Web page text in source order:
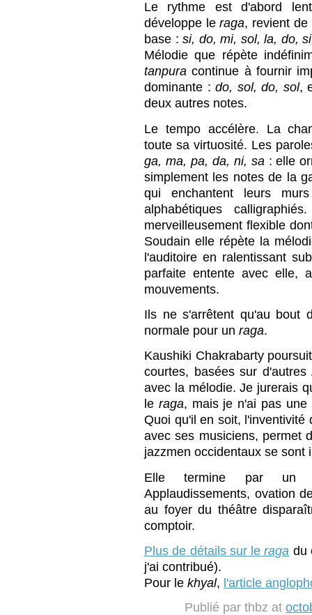
Le rythme est d'abord
développe leraga, revient de
base :si, do, mi, sol, la, do,
Mélodie que répète
tanpura continue à fournir
dominante :do, sol, do, sol,
deux autres notes.
Le tempo accélère. La
toute sa virtuosité. Les
ga, ma, pa, da, ni, sa : elle
simplement les notes de la
qui enchantent leurs
alphabétiques
merveilleusement flexible
Soudain elle répète la
l'auditoire en ralentissant
parfaite entente avec elle,
mouvements.
Ils ne s'arrêtent qu'au bout
normale pour un raga.
Kaushiki Chakrabarty
courtes, basées sur d'autres
avec la mélodie. Je jurerais
le raga, mais je n'ai pas une
Quoi qu'il en soit, l'inventivité
avec ses musiciens, permet
jazzmen occidentaux se sont
Elle termine par
Applaudissements, ovation
au foyer du théâtre
comptoir.
Plus de détails sur leraga du
j'ai contribué).
Pour le khyal, l'article
Publié par thbz at